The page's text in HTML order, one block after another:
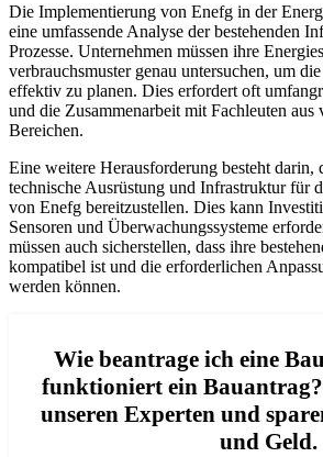
Die Implementierung von Enefg in der
eine umfassende Analyse der bestehenden
Prozesse. Unternehmen müssen ihre
verbrauchsmuster genau untersuchen, um
effektiv zu planen. Dies erfordert oft
und die Zusammenarbeit mit Fachleuten aus
Bereichen.
Eine weitere Herausforderung besteht darin,
technische Ausrüstung und Infrastruktur für
von Enefg bereitzustellen. Dies kann
Sensoren und Überwachungssysteme
müssen auch sicherstellen, dass ihre
kompatibel ist und die erforderlichen
werden können.
Wie beantrage ich eine
funktioniert ein
unseren Experten und
und Geld.